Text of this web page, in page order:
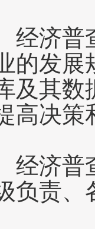
济普
的发
及其数
高决策
济普
负责、